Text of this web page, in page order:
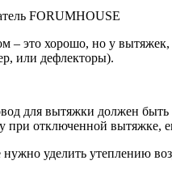
FORUMHOUSE
– это хорошо, но у вытяжек,
или дефлекторы).
для вытяжки должен
при отключенной вытяжке,
уделить утеплению